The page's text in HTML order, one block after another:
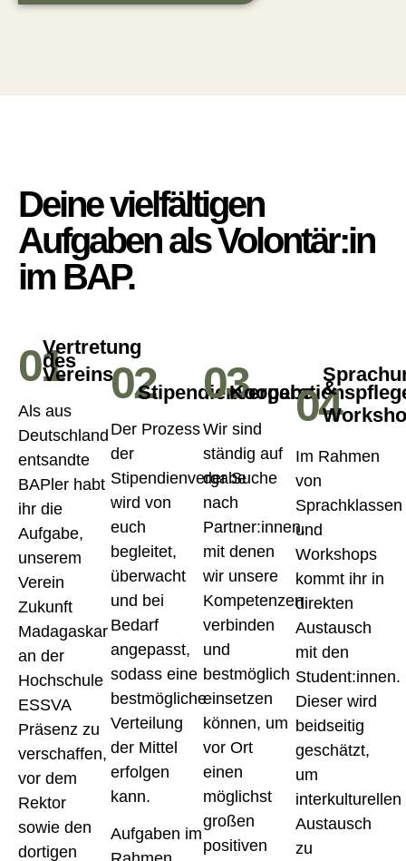
Deine vielfältigen
Aufgaben als Volontär:in
im BAP.
01Vertretung
des
Vereins
Als aus
Deutschland
entsandte
BAPler habt
ihr die
Aufgabe,
unserem
Verein
Zukunft
Madagaskar
an der
Hochschule
ESSVA
Präsenz zu
verschaffen,
vor dem
Rektor
sowie den
dortigen
02Stipendienvergabe
Der Prozess
der
Stipendienvergabe
wird von
euch
begleitet,
überwacht
und bei
Bedarf
angepasst,
sodass eine
bestmögliche
Verteilung
der Mittel
erfolgen
kann.
Aufgaben im
03
Wir sind
ständig auf
der Suche
nach
Partner:innen,
mit denen
wir unsere
Kompetenzen
verbinden
und
bestmöglich
einsetzen
können, um
vor Ort
einen
möglichst
großen
positiven
04
&
Im Rahmen
von
Sprachklassen
und
Workshops
kommt ihr in
direkten
Austausch
mit den
Student:innen.
Dieser wird
beidseitig
geschätzt,
um
interkulturellen
Austausch
zu